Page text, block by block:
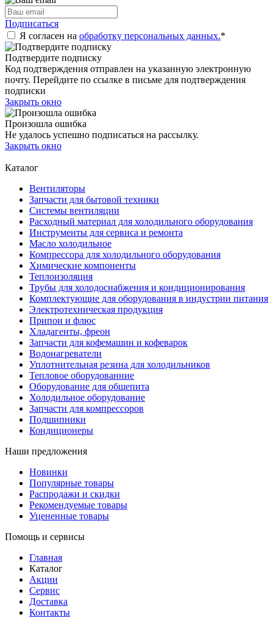
Подписаться
Я согласен на обработку персональных данных.*
Подтвердите подписку
Код подтверждения отправлен на указанную электронную
почту. Перейдите по ссылке в письме для подтверждения
подписки
Закрыть окно
Произошла ошибка
Не удалось успешно подписаться на рассылку.
Закрыть окно
Каталог
Вентиляторы
Запчасти для бытовой техники
Системы вентиляции
Расходный материал для холодильного оборудования
Инструменты для сервиса и ремонта
Масло холодильное
Компрессора для холодильного оборудования
Химические компоненты
Теплоизоляция
Трубы для холодоснабжения и кондиционирования
Комплектующие для оборудования в индустрии питания
Электротехническая продукция
Припои и флюс
Хладагенты, фреон
Запчасти для кофемашин и кофеварок
Водонагреватели
Уплотнительная резина для холодильников
Тепловое оборудованние
Оборудование для общепита
Холодильное оборудование
Запчасти для компрессоров
Подшипники
Кондиционеры
Наши предложения
Новинки
Популярные товары
Распродажи и скидки
Рекомендуемые товары
Уцененные товары
Помощь и сервисы
Главная
Каталог
Акции
Сервис
Доставка
Контакты